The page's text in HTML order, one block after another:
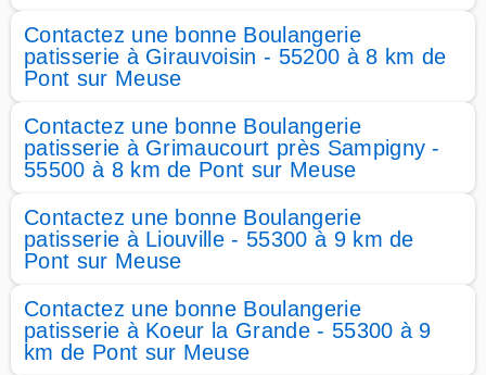
Contactez une bonne Boulangerie
patisserie à Girauvoisin - 55200 à 8 km de
Pont sur Meuse
Contactez une bonne Boulangerie
patisserie à Grimaucourt près Sampigny -
55500 à 8 km de Pont sur Meuse
Contactez une bonne Boulangerie
patisserie à Liouville - 55300 à 9 km de
Pont sur Meuse
Contactez une bonne Boulangerie
patisserie à Koeur la Grande - 55300 à 9
km de Pont sur Meuse